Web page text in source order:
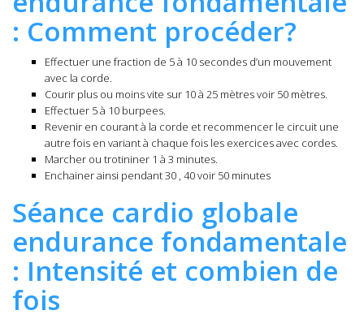
: Comment procéder?
Effectuer une fraction de 5 à 10 secondes d’un mouvement
avec la corde.
Courir plus ou moins vite sur 10 à 25 mètres voir 50 mètres.
Effectuer 5 à 10 burpees.
Revenir en courant à la corde et recommencer le circuit une
autre fois en variant à chaque fois les exercices avec cordes.
Marcher ou trotininer 1 à 3 minutes.
Enchainer ainsi pendant 30 , 40 voir 50 minutes
Séance cardio globale
endurance fondamentale
: Intensité et combien de
fois